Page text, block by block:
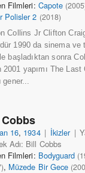
Filmleri: Capote
Polisler 2 (2018)
Collins Jr Clifton
1990 da sinema ve
başladıktan sonra
yapımı The
16, 1934 | İkizler |
Adı: Bill Cobbs
Filmleri: Bodyguard
, Müzede Bir Gece